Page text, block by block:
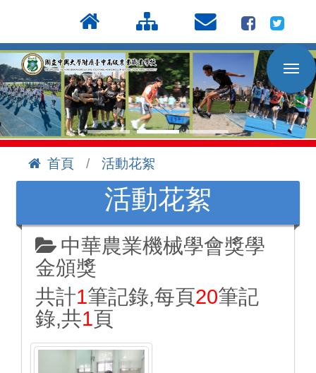
到
主
要
內
容
區
首頁
活動花絮
活動花絮
中華農業機械學會獎學
金頒獎
共計1筆記錄,每頁20筆記
錄,共1頁